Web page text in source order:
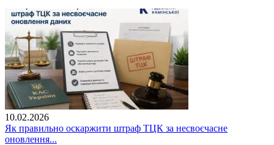
10.02.2026
Як правильно оскаржити штраф ТЦК за несвоєчасне
оновлення...